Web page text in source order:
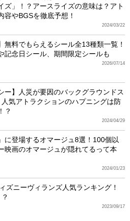
ズ」！？アースライズの意味は？アト
容やBGSを徹底予想！
2024/03/22
無料でもらえるシール全13種類一覧！
記念日シール、期間限定シールも
2026/07/14
ー】人災が要因のバックグラウンドス
人気アトラクションのハプニングは防
？
2024/04/29
に登場するオマージュ8選！100個以
映画のオマージュが隠れてるって本
2024/01/23
ズニーヴィランズ人気ランキング！
2023/09/17